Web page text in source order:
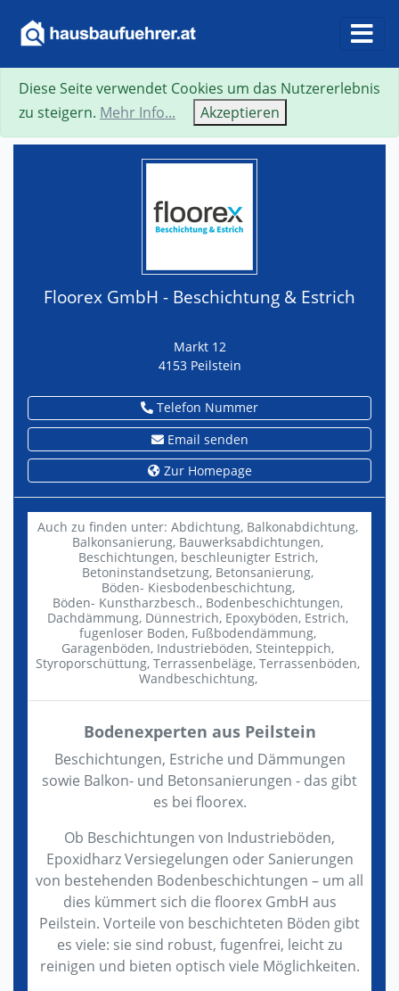
Suche Neue Suche Zurück
Floorex GmbH - Beschichtung & Estrich
Markt 12
4153 Peilstein
Telefon Nummer
Email senden
Zur Homepage
Auch zu finden unter: Abdichtung, Balkonabdichtung,
Balkonsanierung, Bauwerksabdichtungen,
Beschichtungen, beschleunigter Estrich,
Betoninstandsetzung, Betonsanierung,
Böden- Kiesbodenbeschichtung,
Böden- Kunstharzbesch., Bodenbeschichtungen,
Dachdämmung, Dünnestrich, Epoxyböden, Estrich,
fugenloser Boden, Fußbodendämmung,
Garagenböden, Industrieböden, Steinteppich,
Styroporschüttung, Terrassenbeläge, Terrassenböden,
Wandbeschichtung,
Bodenexperten aus Peilstein
Beschichtungen, Estriche und Dämmungen
sowie Balkon- und Betonsanierungen - das gibt
es bei floorex.
Ob Beschichtungen von Industrieböden,
Epoxidharz Versiegelungen oder Sanierungen
von bestehenden Bodenbeschichtungen – um all
dies kümmert sich die floorex GmbH aus
Peilstein. Vorteile von beschichteten Böden gibt
es viele: sie sind robust, fugenfrei, leicht zu
reinigen und bieten optisch viele Möglichkeiten.
Diese Seite verwendet Cookies um das Nutzererlebnis
zu steigern. Mehr Info... Akzeptieren